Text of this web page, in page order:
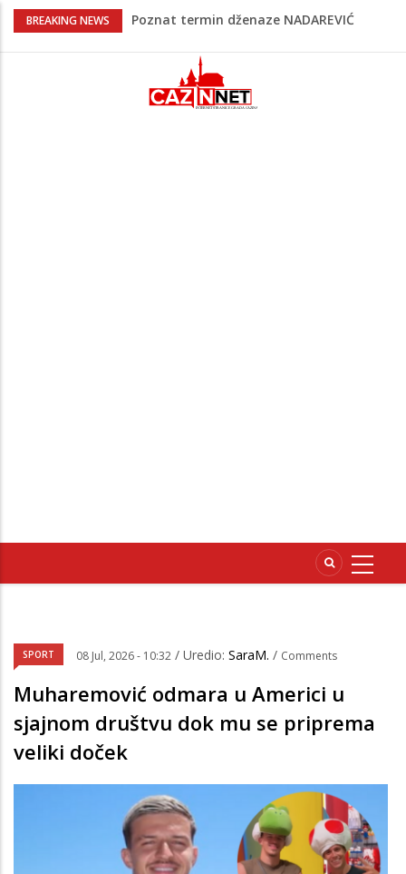
BREAKING NEWS
Poznat termin dženaze NADAREVIĆ
Na Ahiret preselila SAMARDŽIĆ (rođ.
Čizmić) AJIŠA
Na Ahiret preselila DERVIŠEVIĆ (rođ.
SPORT 08 Jul, 2026 - 10:32 / Uredio: SaraM. / Comments
Muharemović odmara u Americi u
sjajnom društvu dok mu se priprema
veliki doček